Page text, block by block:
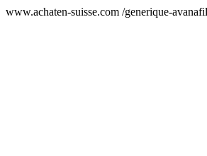
www.achaten-suisse.com /generique-